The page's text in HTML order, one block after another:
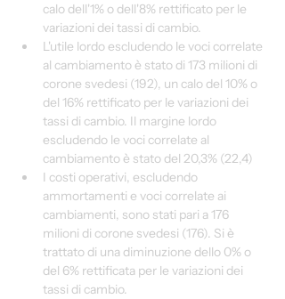
calo dell'1% o dell'8% rettificato per le
variazioni dei tassi di cambio.
L'utile lordo escludendo le voci correlate
al cambiamento è stato di 173 milioni di
corone svedesi (192), un calo del 10% o
del 16% rettificato per le variazioni dei
tassi di cambio. Il margine lordo
escludendo le voci correlate al
cambiamento è stato del 20,3% (22,4)
I costi operativi, escludendo
ammortamenti e voci correlate ai
cambiamenti, sono stati pari a 176
milioni di corone svedesi (176). Si è
trattato di una diminuzione dello 0% o
del 6% rettificata per le variazioni dei
tassi di cambio.